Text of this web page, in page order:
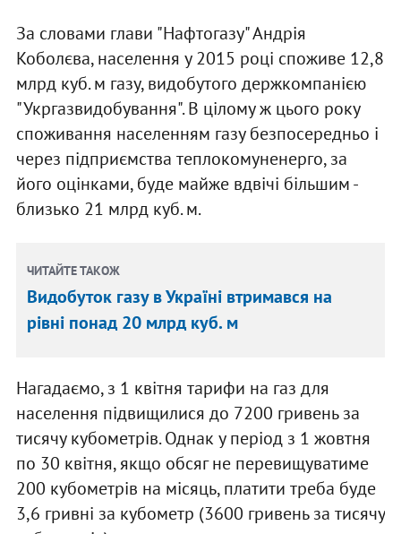
За словами глави "Нафтогазу" Андрія
Коболєва, населення у 2015 році споживе 12,8
млрд куб. м газу, видобутого держкомпанією
"Укргазвидобування". В цілому ж цього року
споживання населенням газу безпосередньо і
через підприємства теплокомуненерго, за
його оцінками, буде майже вдвічі більшим -
близько 21 млрд куб. м.
ЧИТАЙТЕ ТАКОЖ
Видобуток газу в Україні втримався на
рівні понад 20 млрд куб. м
Нагадаємо, з 1 квітня тарифи на газ для
населення підвищилися до 7200 гривень за
тисячу кубометрів. Однак у період з 1 жовтня
по 30 квітня, якщо обсяг не перевищуватиме
200 кубометрів на місяць, платити треба буде
3,6 гривні за кубометр (3600 гривень за тисячу